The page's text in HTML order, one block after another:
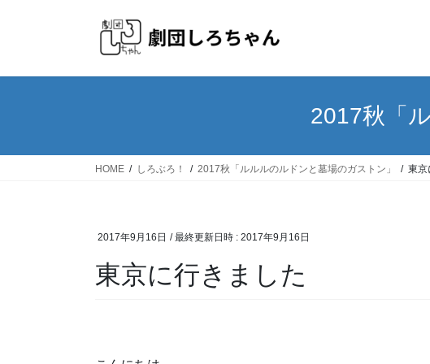
2017秋「
HOME しろぶろ！ 2017秋「ルルルのルドンと墓場のガストン」 東京
2017年9月16日 / 最終更新日時 : 2017年9月16日
東京に行きました